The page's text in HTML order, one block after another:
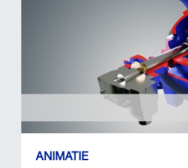
ANIMATIE